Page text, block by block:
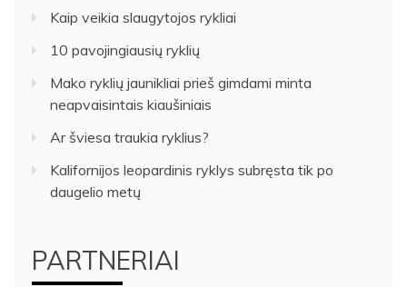
Kaip veikia slaugytojos rykliai
10 pavojingiausių ryklių
Mako ryklių jaunikliai prieš gimdami minta
neapvaisintais kiaušiniais
Ar šviesa traukia ryklius?
Kalifornijos leopardinis ryklys subręsta tik po
daugelio metų
PARTNERIAI